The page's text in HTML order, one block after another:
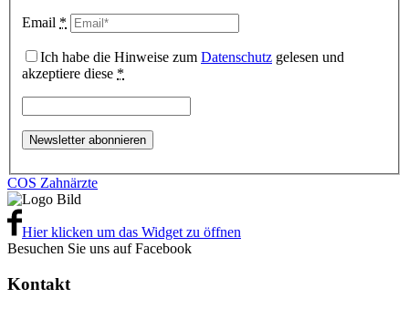
Email *
Ich habe die Hinweise zum Datenschutz gelesen und
akzeptiere diese *
COS Zahnärzte
Hier klicken um das Widget zu öffnen
Besuchen Sie uns auf Facebook
Kontakt